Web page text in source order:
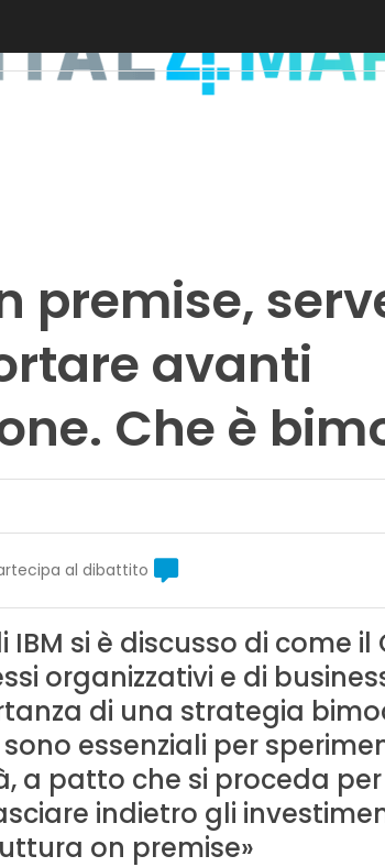
premise,
avanti
Che è
al dibattito
IBM si è discusso di come
organizzativi e di
di una strategia
essenziali per
a patto che si proceda
indietro gli
on premise»